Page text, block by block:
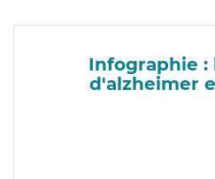
Infographie :
d'alzheimer